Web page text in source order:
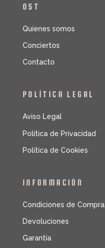
OST
Quíenes somos
Conciertos
Contacto
POLÍTICA LEGAL
Aviso Legal
Política de Privacidad
Política de Cookies
INFORMACIÓN
Condiciones de Compra
Devoluciones
Garantía